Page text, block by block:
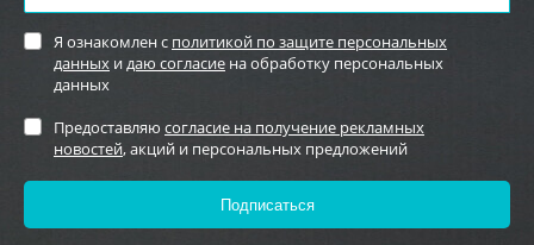
Я ознакомлен с политикой по защите персональных
данных идаю согласие на обработку персональных
данных
Предоставляю согласие на получение рекламных
новостей, акций и персональных предложений